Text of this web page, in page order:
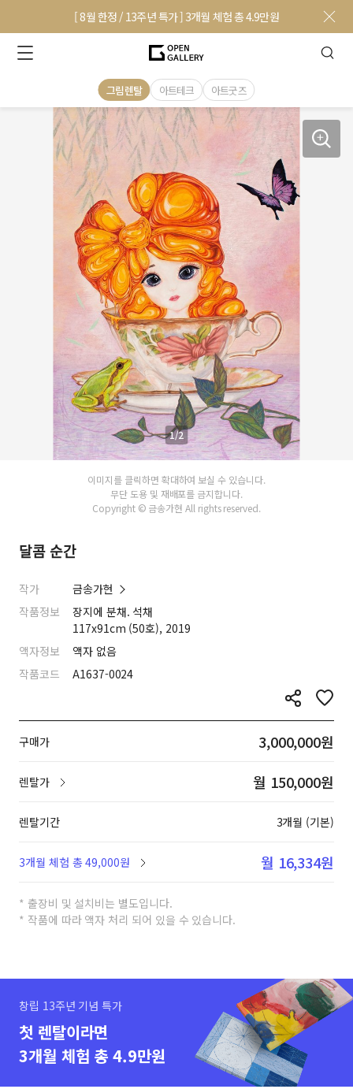
[ 8월 한정 / 13주년 특가 ] 3개월 체험 총 4.9만원
그림렌탈 아트테크 아트굿즈
1/2
이미지를 클릭하면 확대하여 보실 수 있습니다.
무단 도용 및 재배포를 금지합니다.
Copyright © 금송가현 All rights reserved.
달콤 순간
작가
금송가현
작품정보
장지에 분채. 석채
117x91cm (50호), 2019
액자정보
액자 없음
작품코드
A1637-0024
구매가 3,000,000원
렌탈가 월 150,000원
렌탈기간 3개월 (기본)
3개월 체험 총 49,000원 월 16,334원
* 출장비 및 설치비는 별도입니다.
* 작품에 따라 액자 처리 되어 있을 수 있습니다.
창립 13주년 기념 특가
첫 렌탈이라면
3개월 체험 총 4.9만원